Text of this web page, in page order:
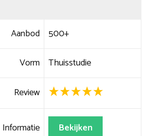
Aanbod 500+
Vorm Thuisstudie
Review
Informatie Bekijken